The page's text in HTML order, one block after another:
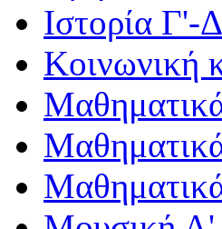
Ιστορία Γ'-
Κοινωνική